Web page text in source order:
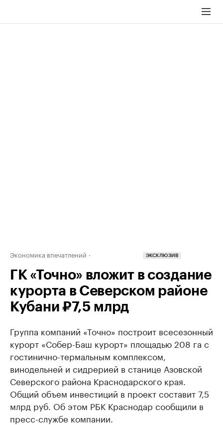
Экономика впечатлений ЭКСКЛЮЗИВ
ГК «Точно» вложит в создание
курорта в Северском районе
Кубани ₽7,5 млрд
Группа компаний «Точно» построит всесезонный
курорт «Собер-Баш курорт» площадью 208 га с
гостинично-термальным комплексом,
винодельней и сидрерией в станице Азовской
Северского района Краснодарского края.
Общий объем инвестиций в проект составит 7,5
млрд руб. Об этом РБК Краснодар сообщили в
пресс-службе компании.